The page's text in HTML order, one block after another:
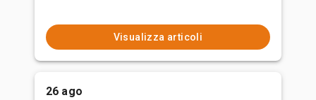
Visualizza articoli
26 ago